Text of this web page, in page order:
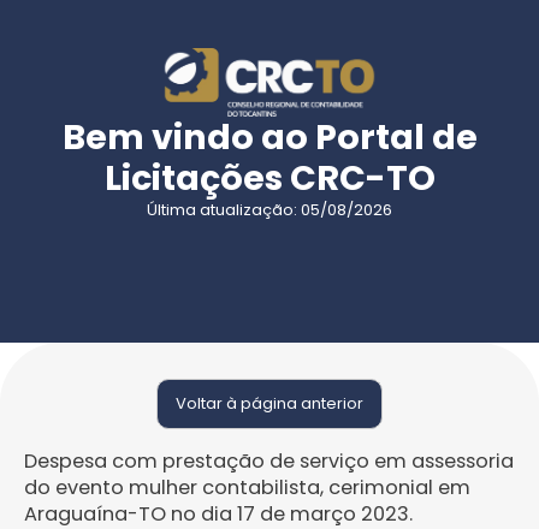
Bem vindo ao Portal de
Licitações CRC-TO
Última atualização: 05/08/2026
Voltar à página anterior
Despesa com prestação de serviço em assessoria
do evento mulher contabilista, cerimonial em
Araguaína-TO no dia 17 de março 2023.